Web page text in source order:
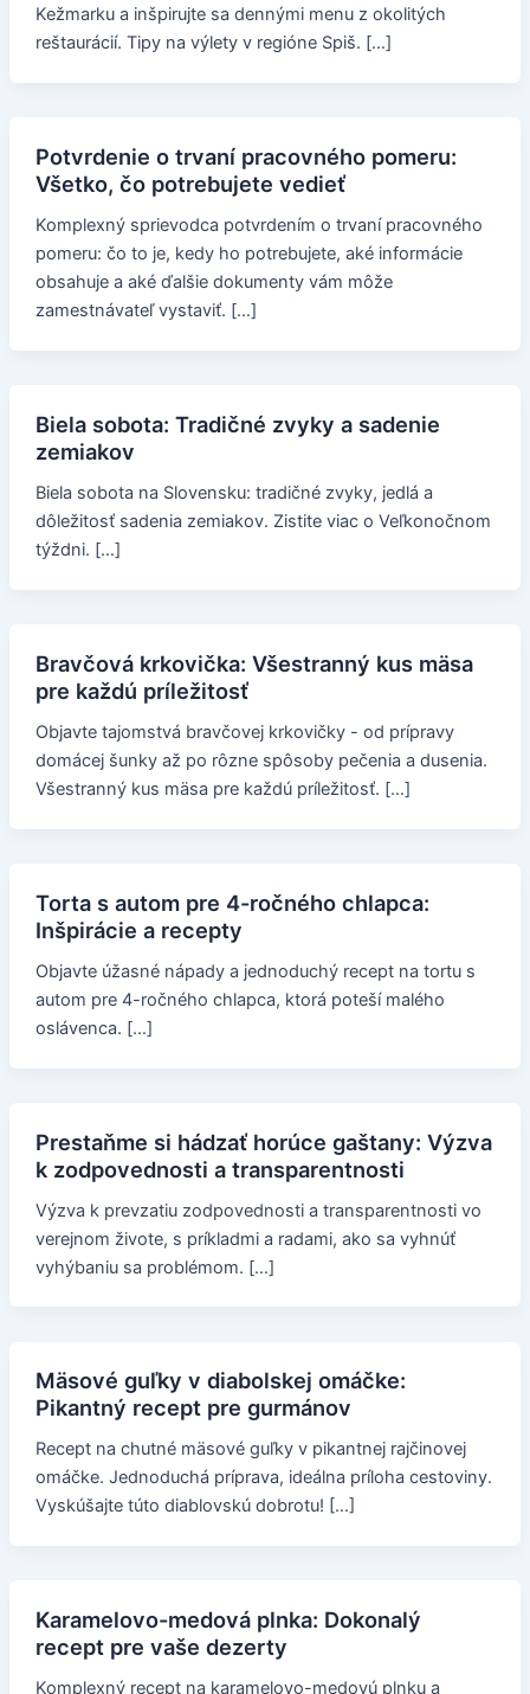
Kežmarku a inšpirujte sa dennými menu z okolitých
reštaurácií. Tipy na výlety v regióne Spiš. […]
Potvrdenie o trvaní pracovného pomeru:
Všetko, čo potrebujete vedieť
Komplexný sprievodca potvrdením o trvaní pracovného
pomeru: čo to je, kedy ho potrebujete, aké informácie
obsahuje a aké ďalšie dokumenty vám môže
zamestnávateľ vystaviť. […]
Biela sobota: Tradičné zvyky a sadenie
zemiakov
Biela sobota na Slovensku: tradičné zvyky, jedlá a
dôležitosť sadenia zemiakov. Zistite viac o Veľkonočnom
týždni. […]
Bravčová krkovička: Všestranný kus mäsa
pre každú príležitosť
Objavte tajomstvá bravčovej krkovičky - od prípravy
domácej šunky až po rôzne spôsoby pečenia a dusenia.
Všestranný kus mäsa pre každú príležitosť. […]
Torta s autom pre 4-ročného chlapca:
Inšpirácie a recepty
Objavte úžasné nápady a jednoduchý recept na tortu s
autom pre 4-ročného chlapca, ktorá poteší malého
oslávenca. […]
Prestaňme si hádzať horúce gaštany: Výzva
k zodpovednosti a transparentnosti
Výzva k prevzatiu zodpovednosti a transparentnosti vo
verejnom živote, s príkladmi a radami, ako sa vyhnúť
vyhýbaniu sa problémom. […]
Mäsové guľky v diabolskej omáčke:
Pikantný recept pre gurmánov
Recept na chutné mäsové guľky v pikantnej rajčinovej
omáčke. Jednoduchá príprava, ideálna príloha cestoviny.
Vyskúšajte túto diablovskú dobrotu! […]
Karamelovo-medová plnka: Dokonalý
recept pre vaše dezerty
Komplexný recept na karamelovo-medovú plnku a